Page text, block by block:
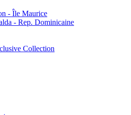
- Île Maurice
- Rep. Dominicaine
Collection